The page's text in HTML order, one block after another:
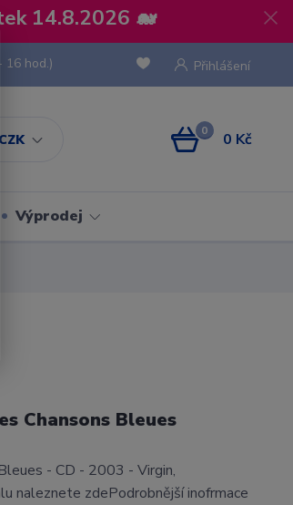
14.8.2026 🐋
CZK
Přihlášení
16 hod.)
0 0 Kč
Výprodej
Chansons Bleues
- CD - 2003 - Virgin,
naleznete zdePodrobnější inofrmace